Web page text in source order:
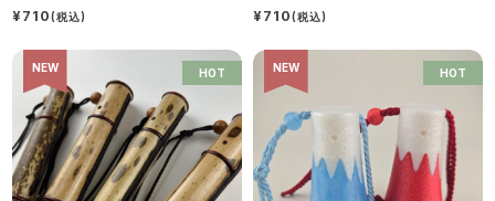
¥710(税込) ¥710(税込)
NEW HOT NEW HOT